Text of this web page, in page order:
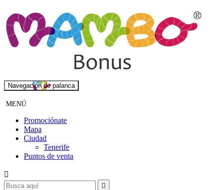
Navegación de palanca
MENÚ
Promociónate
Mapa
Ciudad
Tenerife
Puntos de venta

